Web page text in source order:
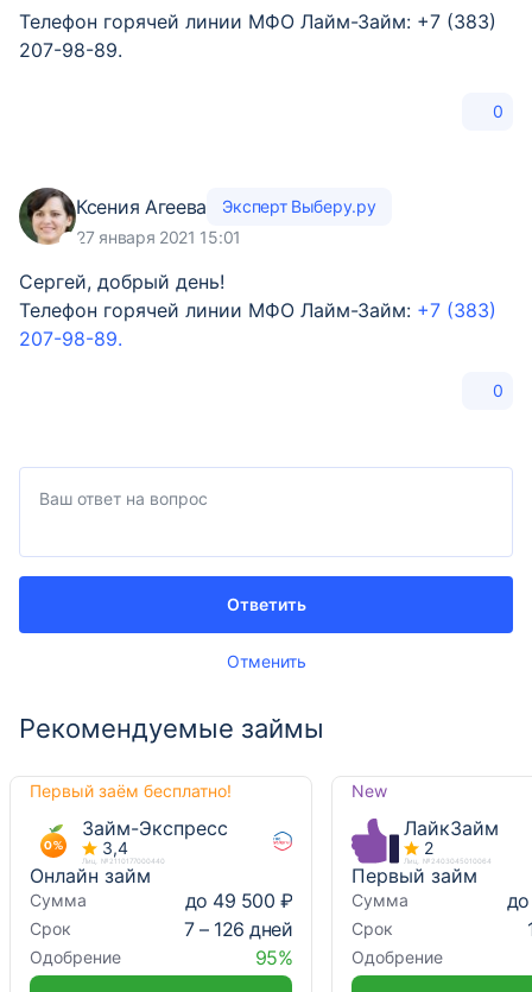
Телефон горячей линии МФО Лайм-Займ: +7 (383)
207-98-89.
0
Ксения Агеева
Эксперт Выберу.ру
27 января 2021 15:01
Сергей, добрый день!
Телефон горячей линии МФО Лайм-Займ: +7 (383)
207-98-89.
0
Отменить
Ответить
Рекомендуемые займы
Первый заём бесплатно!
Займ-Экспресс
3,4
Лиц. №2110177000440
Онлайн займ
Сумма до 49 500 ₽
Срок 7 – 126 дней
Одобрение 95%
New
ЛайкЗайм
2
Лиц. №2403045010064
Первый займ
Сумма
Срок
Одобрение